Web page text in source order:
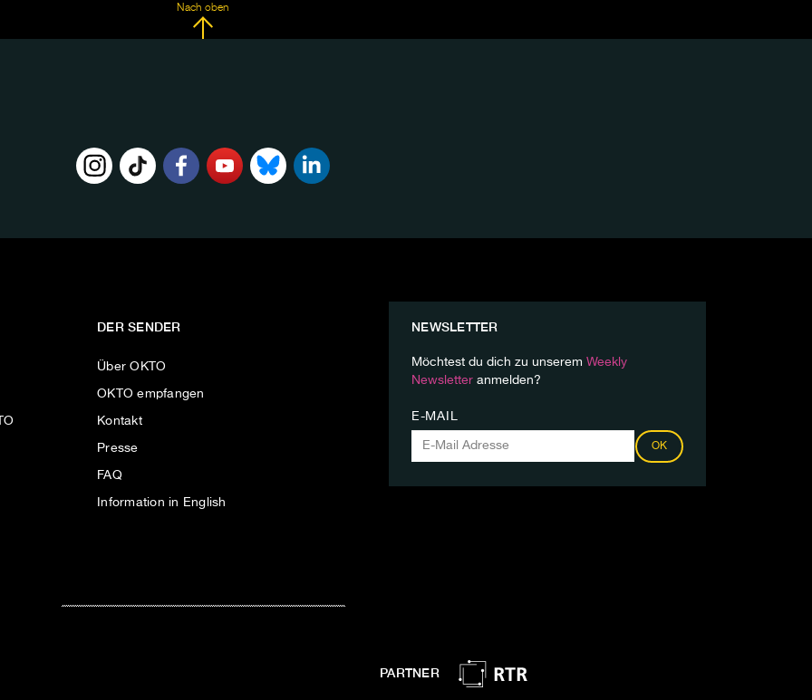
Nach oben
DER SENDER
Über OKTO
OKTO empfangen
Kontakt
Presse
FAQ
Information in English
NEWSLETTER
Möchtest du dich zu unserem Weekly
Newsletter anmelden?
E-MAIL
OK
PARTNER